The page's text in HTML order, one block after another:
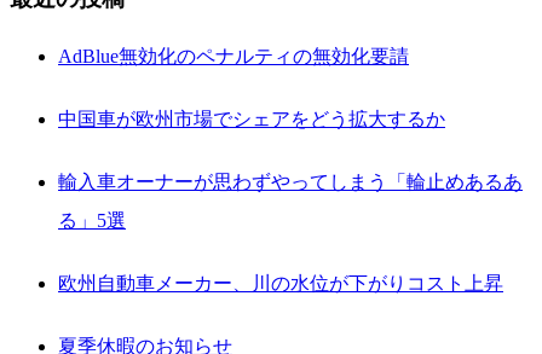
AdBlue無効化のペナルティの無効化要請
中国車が欧州市場でシェアをどう拡大するか
輸入車オーナーが思わずやってしまう「輪止めあるあ
る」5選
欧州自動車メーカー、川の水位が下がりコスト上昇
夏季休暇のお知らせ